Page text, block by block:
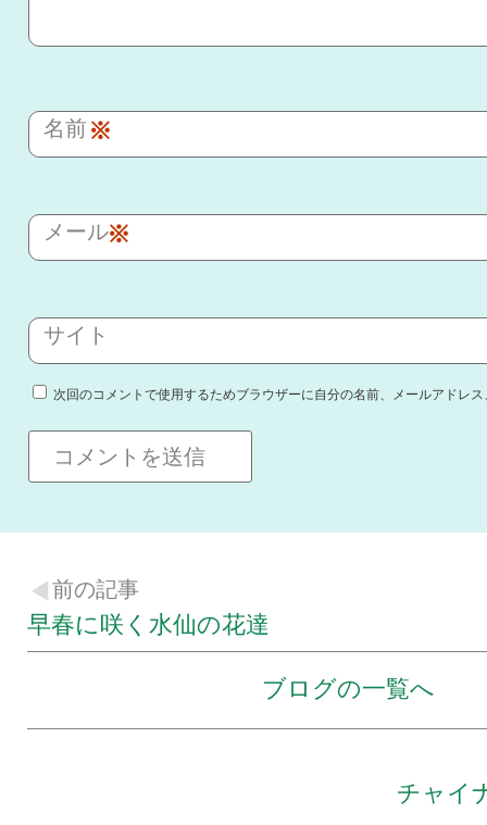
名前 ※
メール※
サイト
次回のコメントで使用するためブラウザーに自分の名前、メールアドレ
前の記事
早春に咲く水仙の花達
ブログの一覧へ
チャイ